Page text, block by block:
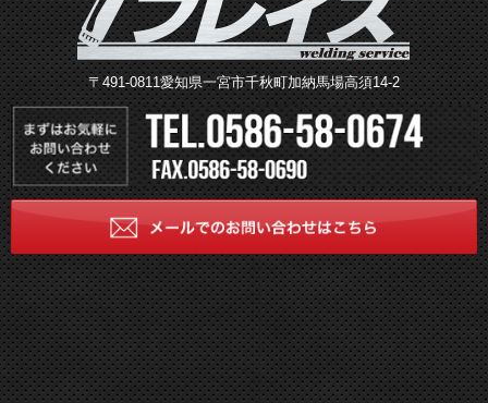
〒491-0811愛知県一宮市千秋町加納馬場高須14-2